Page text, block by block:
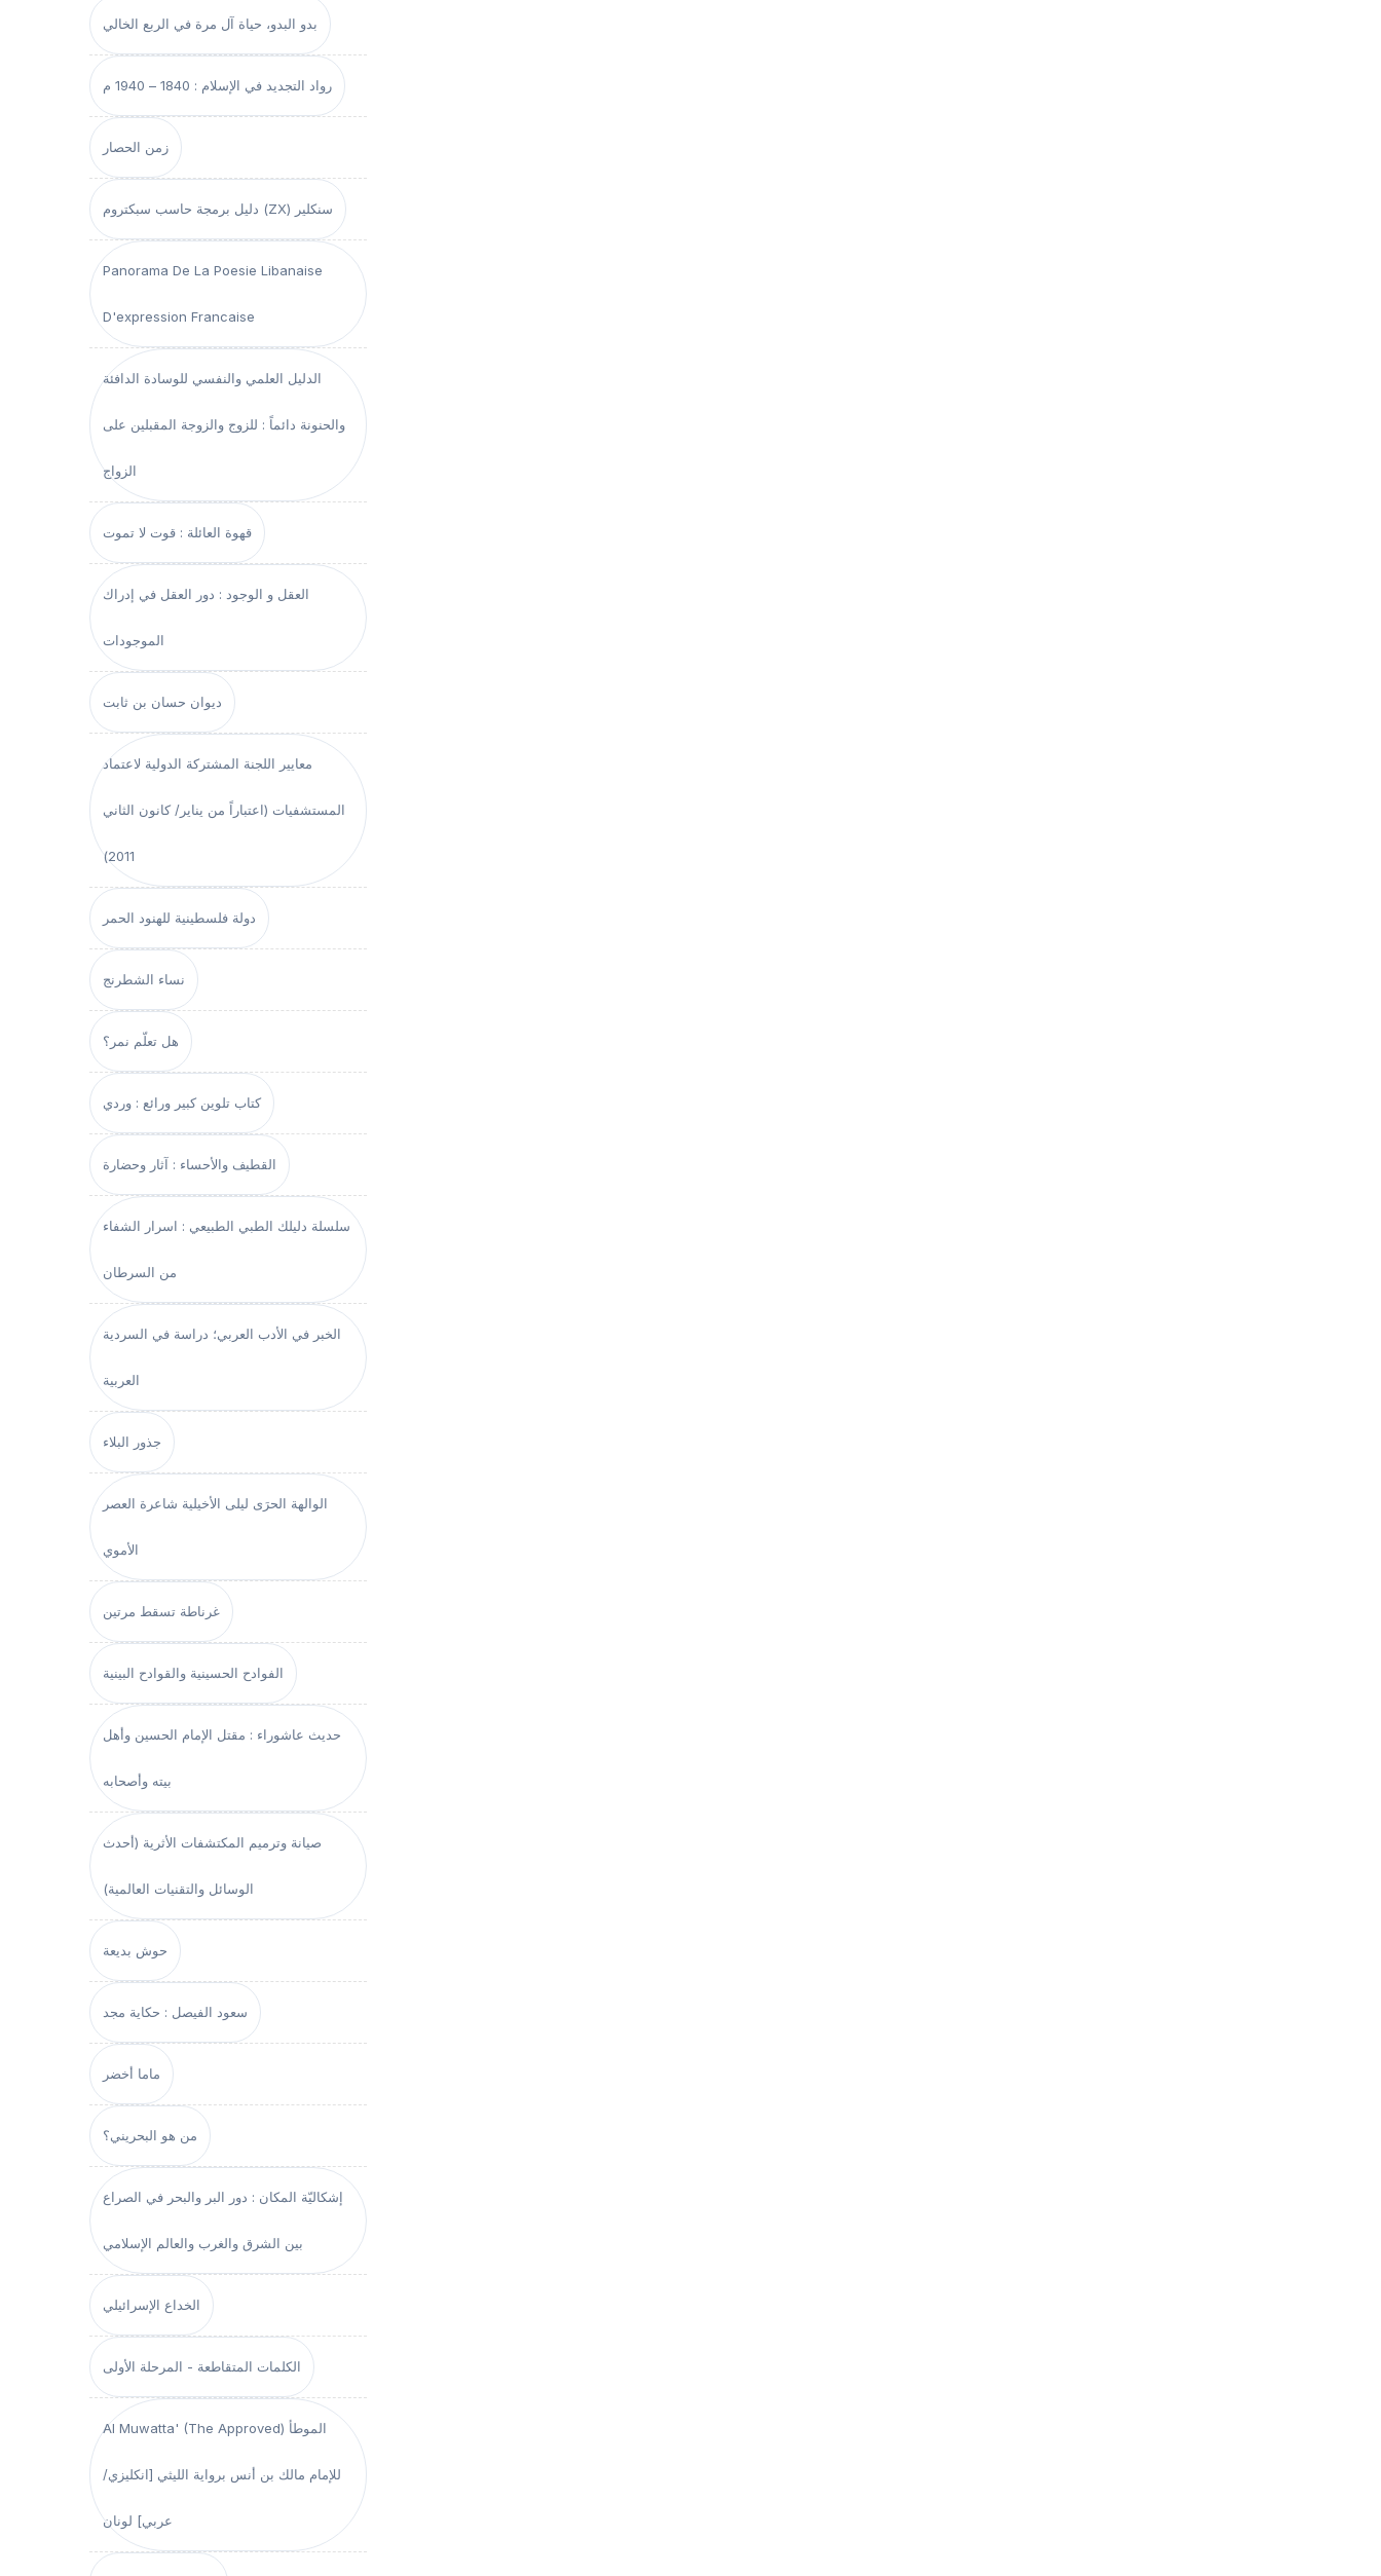
بدو البدو، حياة آل مرة في الربع الخالي
رواد التجديد في الإسلام : 1840 – 1940 م
زمن الحصار
دليل برمجة حاسب سبكتروم (ZX) سنكلير
Panorama De La Poesie Libanaise
D'expression Francaise
الدليل العلمي والنفسي للوسادة الدافئة
والحنونة دائماً : للزوج والزوجة المقبلين على
الزواج
قهوة العائلة : قوت لا تموت
العقل و الوجود : دور العقل في إدراك
الموجودات
ديوان حسان بن ثابت
معايير اللجنة المشتركة الدولية لاعتماد
المستشفيات (اعتباراً من يناير/ كانون الثاني
2011)
دولة فلسطينية للهنود الحمر
نساء الشطرنج
هل تعلّم نمر؟
كتاب تلوين كبير ورائع : وردي
القطيف والأحساء : آثار وحضارة
سلسلة دليلك الطبي الطبيعي : اسرار الشفاء
من السرطان
الخبر في الأدب العربي؛ دراسة في السردية
العربية
جذور البلاء
الوالهة الحرَى ليلى الأخيلية شاعرة العصر
الأموي
غرناطة تسقط مرتين
الفوادح الحسينية والقوادح البينية
حديث عاشوراء : مقتل الإمام الحسين وأهل
بيته وأصحابه
صيانة وترميم المكتشفات الأثرية (أحدث
الوسائل والتقنيات العالمية)
حوش بديعة
سعود الفيصل : حكاية مجد
ماما أخضر
من هو البحريني؟
إشكاليّة المكان : دور البر والبحر في الصراع
بين الشرق والغرب والعالم الإسلامي
الخداع الإسرائيلي
الكلمات المتقاطعة - المرحلة الأولى
Al Muwatta' (The Approved) الموطأ
للإمام مالك بن أنس برواية الليثي [انكليزي/
عربي] لونان